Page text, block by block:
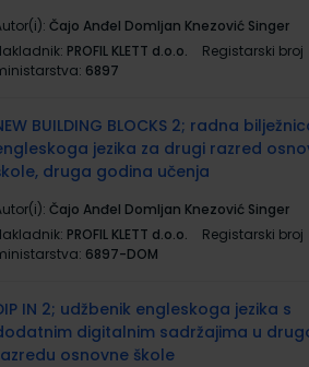
Čajo Anđel Domljan Knezović Singer
PROFIL KLETT d.o.o.
Registarski broj
6897
BUILDING BLOCKS 2; radna
jezika za drugi razred
druga godina učenja
Čajo Anđel Domljan Knezović Singer
PROFIL KLETT d.o.o.
Registarski broj
6897-DOM
IN 2; udžbenik engleskoga jezika s
digitalnim sadržajima u
osnovne škole